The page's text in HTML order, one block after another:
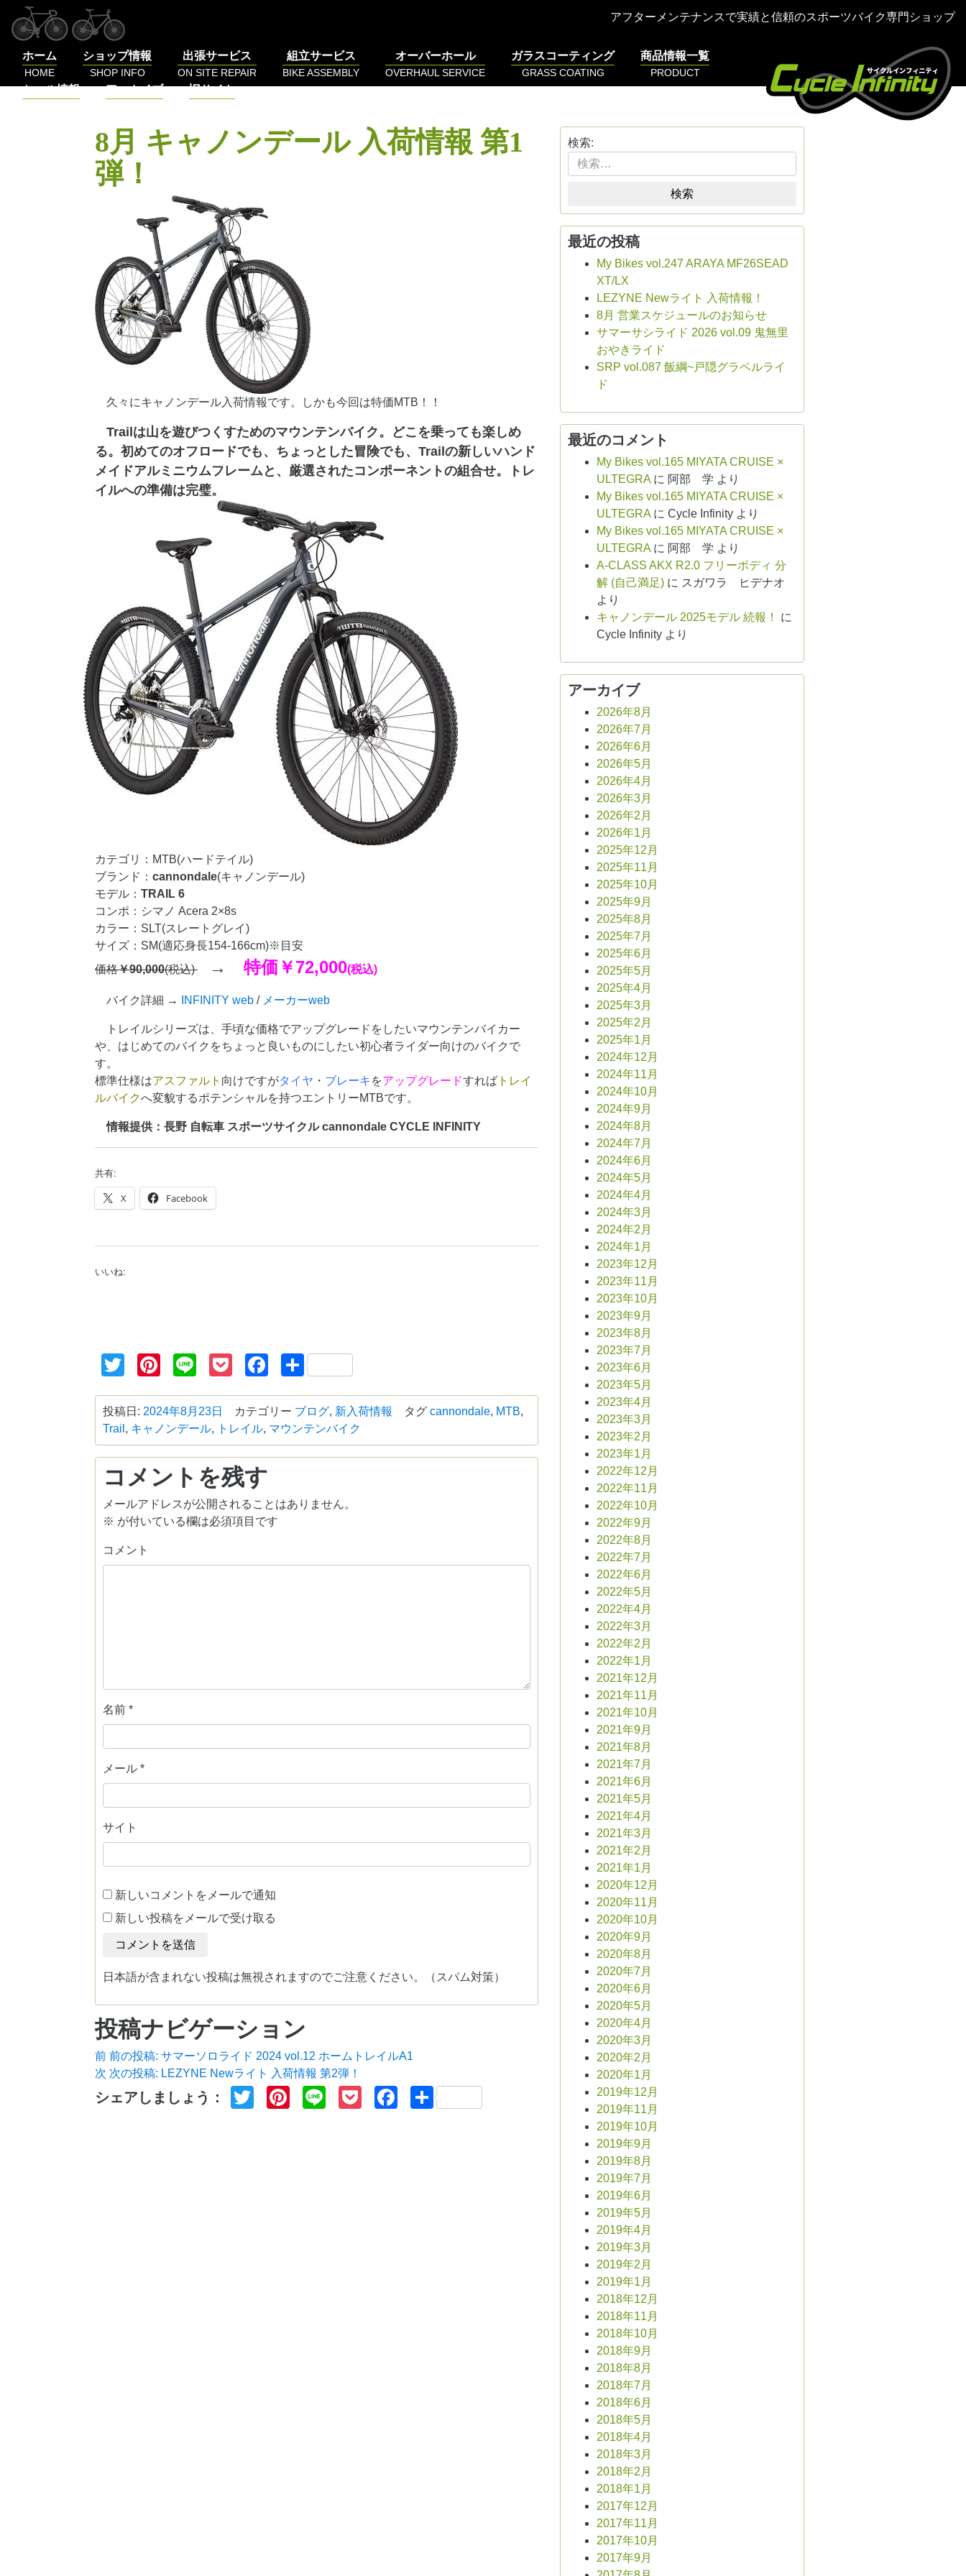
アフターメンテナンスで実績と信頼のスポーツバイク専門ショップ
ホーム
HOME
ショップ情報
SHOP INFO
出張サービス
ON SITE REPAIR
組立サービス
BIKE ASSEMBLY
オーバーホール
OVERHAUL SERVICE
ガラスコーティング
GRASS COATING
商品情報一覧
PRODUCT
セール情報 アーカイブ 旧サイト
8月 キャノンデール 入荷情報 第1
弾！
久々にキャノンデール入荷情報です。しかも今回は特価MTB！！
Trailは山を遊びつくすためのマウンテンバイク。どこを乗っても楽しめ
る。初めてのオフロードでも、ちょっとした冒険でも、Trailの新しいハンド
メイドアルミニウムフレームと、厳選されたコンポーネントの組合せ。トレ
イルへの準備は完璧。
カテゴリ：MTB(ハードテイル)
ブランド： cannondale(キャノンデール)
モデル： TRAIL 6
コンポ：シマノ Acera 2×8s
カラー：SLT(スレートグレイ)
サイズ：SM(適応身長154-166cm)※目安
価格￥90,000(税込) → 特価￥72,000(税込)
バイク詳細 → INFINITY web / メーカーweb
トレイルシリーズは、手頃な価格でアップグレードをしたいマウンテンバイカー
や、はじめてのバイクをちょっと良いものにしたい初心者ライダー向けのバイクで
す。
標準仕様はアスファルト 向けですがタイヤ ・ ブレーキ をアップグレードすれば トレイ
ルバイクへ変貌するポテンシャルを持つエントリーMTBです。
情報提供：長野 自転車 スポーツサイクル cannondale CYCLE INFINITY
共有:
X Facebook
いいね:
TwitterPinterest
Line PocketFacebook
共
有
投稿日: 2024年8月23日 カテゴリー ブログ, 新入荷情報 タグ cannondale, MTB,
Trail , キャノンデール, トレイル, マウンテンバイク
コメントを残す
メールアドレスが公開されることはありません。
※ が付いている欄は必須項目です
コメント
名前 *
メール *
サイト
新しいコメントをメールで通知
新しい投稿をメールで受け取る
日本語が含まれない投稿は無視されますのでご注意ください。（スパム対策）
投稿ナビゲーション
前 前の投稿: サマーソロライド 2024 vol.12 ホームトレイルA1
次 次の投稿: LEZYNE Newライト 入荷情報 第2弾！
シェアしましょう： TwitterPinterest
Line PocketFacebook
共
検索:
検索
最近の投稿
My Bikes vol.247 ARAYA MF26SEAD
XT/LX
LEZYNE Newライト 入荷情報！
8月 営業スケジュールのお知らせ
サマーサシライド 2026 vol.09 鬼無里
おやきライド
SRP vol.087 飯綱~戸隠グラベルライ
ド
最近のコメント
My Bikes vol.165 MIYATA CRUISE ×
ULTEGRA に 阿部 学 より
My Bikes vol.165 MIYATA CRUISE ×
ULTEGRA にCycle Infinity より
My Bikes vol.165 MIYATA CRUISE ×
ULTEGRA に 阿部 学 より
A-CLASS AKX R2.0 フリーボディ 分
解 (自己満足) に スガワラ ヒデナオ
より
キャノンデール 2025モデル 続報！
に
Cycle Infinity より
アーカイブ
2026年8月
2026年7月
2026年6月
2026年5月
2026年4月
2026年3月
2026年2月
2026年1月
2025年12月
2025年11月
2025年10月
2025年9月
2025年8月
2025年7月
2025年6月
2025年5月
2025年4月
2025年3月
2025年2月
2025年1月
2024年12月
2024年11月
2024年10月
2024年9月
2024年8月
2024年7月
2024年6月
2024年5月
2024年4月
2024年3月
2024年2月
2024年1月
2023年12月
2023年11月
2023年10月
2023年9月
2023年8月
2023年7月
2023年6月
2023年5月
2023年4月
2023年3月
2023年2月
2023年1月
2022年12月
2022年11月
2022年10月
2022年9月
2022年8月
2022年7月
2022年6月
2022年5月
2022年4月
2022年3月
2022年2月
2022年1月
2021年12月
2021年11月
2021年10月
2021年9月
2021年8月
2021年7月
2021年6月
2021年5月
2021年4月
2021年3月
2021年2月
2021年1月
2020年12月
2020年11月
2020年10月
2020年9月
2020年8月
2020年7月
2020年6月
2020年5月
2020年4月
2020年3月
2020年2月
2020年1月
2019年12月
2019年11月
2019年10月
2019年9月
2019年8月
2019年7月
2019年6月
2019年5月
2019年4月
2019年3月
2019年2月
2019年1月
2018年12月
2018年11月
2018年10月
2018年9月
2018年8月
2018年7月
2018年6月
2018年5月
2018年4月
2018年3月
2018年2月
2018年1月
2017年12月
2017年11月
2017年10月
2017年9月